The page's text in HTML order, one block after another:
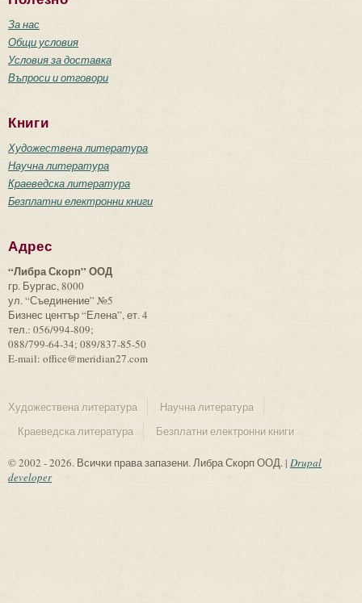
За нас
Общи условия
Условия за доставка
Въпроси и отговори
Книги
Художествена литература
Научна литература
Краеведска литература
Безплатни електронни книги
Адрес
“Либра Скорп” ООД
гр. Бургас, 8000
ул. “Съединение” №5
Бизнес център “Елена”, ет. 4
тел.: 056/994-809;
088/799-64-34; 089/837-85-50
E-mail: office@meridian27.com
Художествена литература
Научна литература
Краеведска литература
Безплатни електронни книги
© 2002 - 2026. Всички права запазени. Либра Скорп ООД. | Drupal
developer